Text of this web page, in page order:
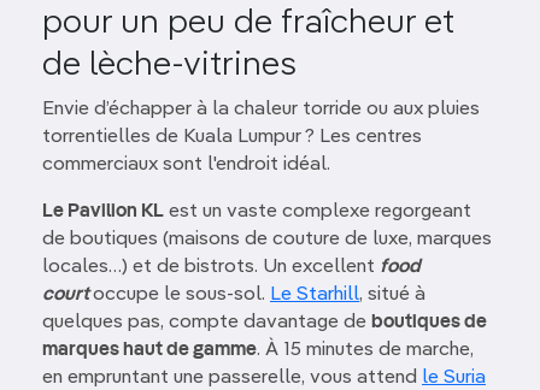
pour un peu de fraîcheur et
de lèche-vitrines
Envie d’échapper à la chaleur torride ou aux pluies
torrentielles de Kuala Lumpur ? Les centres
commerciaux sont l'endroit idéal.
Le Pavilion KL est un vaste complexe regorgeant
de boutiques (maisons de couture de luxe, marques
locales…) et de bistrots. Un excellent food
courtoccupe le sous-sol. Le Starhill, situé à
quelques pas, compte davantage de boutiques de
marques haut de gamme. À 15 minutes de marche,
en empruntant une passerelle, vous attend le Suria